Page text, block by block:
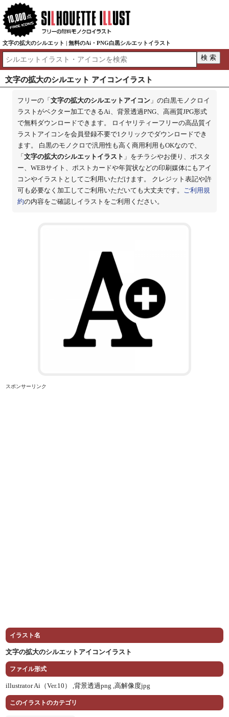
文字の拡大のシルエット | 無料のAi・PNG白黒シルエットイラスト
文字の拡大のシルエット アイコンイラスト
フリーの「 文字の拡大のシルエットアイコン」の白黒モノクロイ
ラストがベクター加工できるAi、背景透過PNG、高画質JPG形式
で無料ダウンロードできます。 ロイヤリティーフリーの高品質イ
ラストアイコンを会員登録不要で1クリックでダウンロードでき
ます。 白黒のモノクロで汎用性も高く商用利用もOKなので、
「 文字の拡大のシルエットイラスト 」をチラシやお便り、ポスタ
ー、WEBサイト、ポストカードや年賀状などの印刷媒体にもアイ
コンやイラストとしてご利用いただけます。 クレジット表記や許
可も必要なく加工してご利用いただいても大丈夫です。 ご利用規
約の内容をご確認しイラストをご利用ください。
スポンサーリンク
イラスト名
文字の拡大のシルエットアイコンイラスト
ファイル形式
illustrator Ai（Ver.10） ,背景透過png ,高解像度jpg
このイラストのカテゴリ